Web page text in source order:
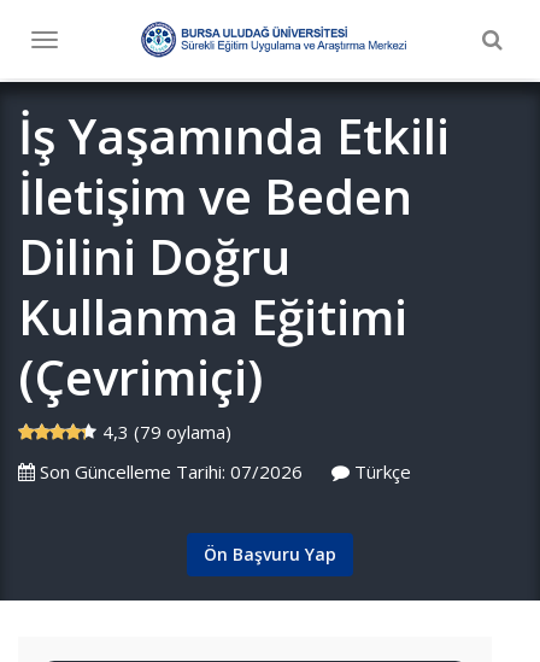
Toggle
İş Yaşamında Etkili
İletişim ve Beden
Dilini Doğru
Kullanma Eğitimi
(Çevrimiçi)
4,3 (79 oylama)
Son Güncelleme Tarihi: 07/2026
Türkçe
Ön Başvuru Yap